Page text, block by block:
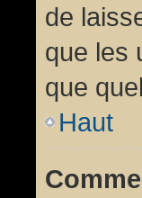
de
que les
que
Haut